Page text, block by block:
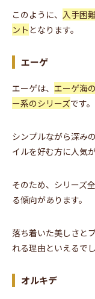
このように、 入手困
ント となります。
エーゲ
エーゲは、 エーゲ海
ー系のシリーズです。
シンプルながら深み
イルを好む方に人気
そのため、シリーズ
る傾向があります。
落ち着いた美しさと
れる理由といえるでし
オルキデ